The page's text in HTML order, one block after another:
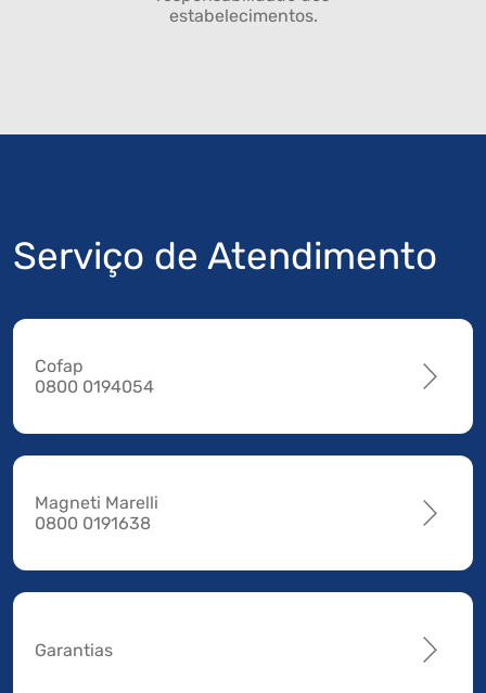
estabelecimentos.
Serviço de Atendimento
Cofap
0800 0194054
Magneti Marelli
0800 0191638
Garantias